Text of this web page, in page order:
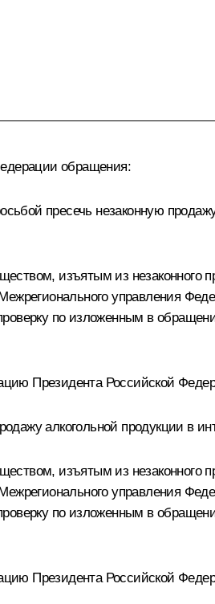
обращения:
пресечь незаконную
изъятым из незаконного
управления
по изложенным в
Президента Российской
алкогольной продукции в
изъятым из незаконного
управления
по изложенным в
Президента Российской